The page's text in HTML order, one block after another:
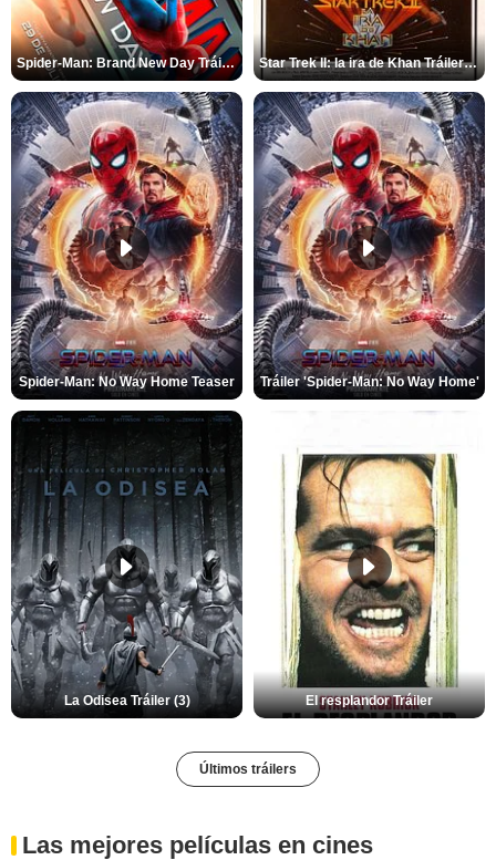
Spider-Man: Brand New Day Tráiler (3) Star Trek II: la ira de Khan Tráiler VO
Spider-Man: No Way Home Teaser Tráiler 'Spider-Man: No Way Home'
La Odisea Tráiler (3) El resplandor Tráiler
Últimos tráilers
Las mejores películas en cines